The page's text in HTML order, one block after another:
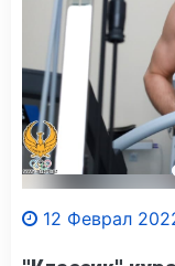
12 Феврал